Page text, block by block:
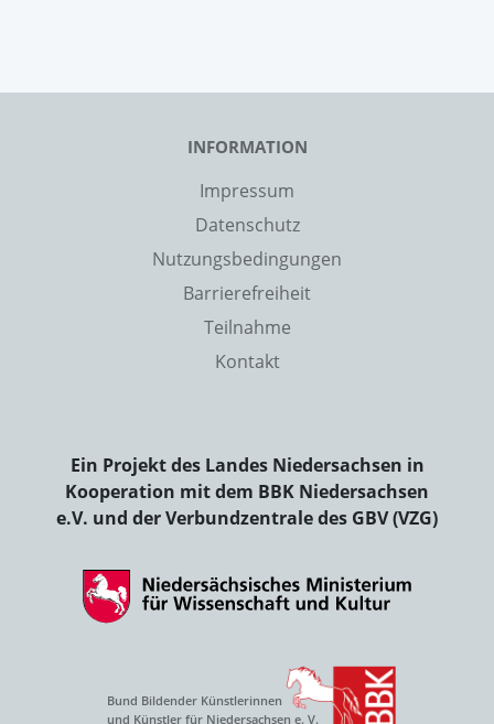
INFORMATION
Impressum
Datenschutz
Nutzungsbedingungen
Barrierefreiheit
Teilnahme
Kontakt
Ein Projekt des Landes Niedersachsen in
Kooperation mit dem BBK Niedersachsen
e.V. und der Verbundzentrale des GBV (VZG)
Bund Bildender Künstlerinnen
und Künstler für Niedersachsen e. V.